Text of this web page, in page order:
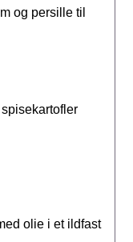
og persille til
olie i et ildfast